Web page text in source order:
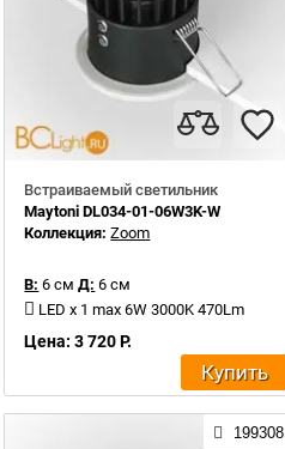
Встраиваемый светильник
Maytoni DL034-01-06W3K-W
Коллекция:Zoom
В: 6 см Д: 6 см
LED x 1 max 6W 3000K 470Lm
Цена: 3 720 Р.
Купить
199308